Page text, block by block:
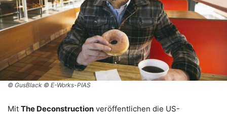
© GusBlack © E-Works-PIAS
Mit The Deconstruction veröffentlichen die US-